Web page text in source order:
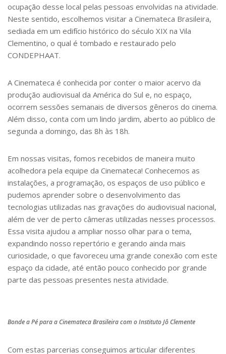
ocupação desse local pelas pessoas envolvidas na atividade.
Neste sentido, escolhemos visitar a Cinemateca Brasileira,
sediada em um edifício histórico do século XIX na Vila
Clementino, o qual é tombado e restaurado pelo
CONDEPHAAT.
A Cinemateca é conhecida por conter o maior acervo da
produção audiovisual da América do Sul e, no espaço,
ocorrem sessões semanais de diversos gêneros do cinema.
Além disso, conta com um lindo jardim, aberto ao público de
segunda a domingo, das 8h às 18h.
Em nossas visitas, fomos recebidos de maneira muito
acolhedora pela equipe da Cinemateca! Conhecemos as
instalações, a programação, os espaços de uso público e
pudemos aprender sobre o desenvolvimento das
tecnologias utilizadas nas gravações do audiovisual nacional,
além de ver de perto câmeras utilizadas nesses processos.
Essa visita ajudou a ampliar nosso olhar para o tema,
expandindo nosso repertório e gerando ainda mais
curiosidade, o que favoreceu uma grande conexão com este
espaço da cidade, até então pouco conhecido por grande
parte das pessoas presentes nesta atividade.
Bonde a Pé para a Cinemateca Brasileira com o Instituto Jô Clemente
Com estas parcerias conseguimos articular diferentes